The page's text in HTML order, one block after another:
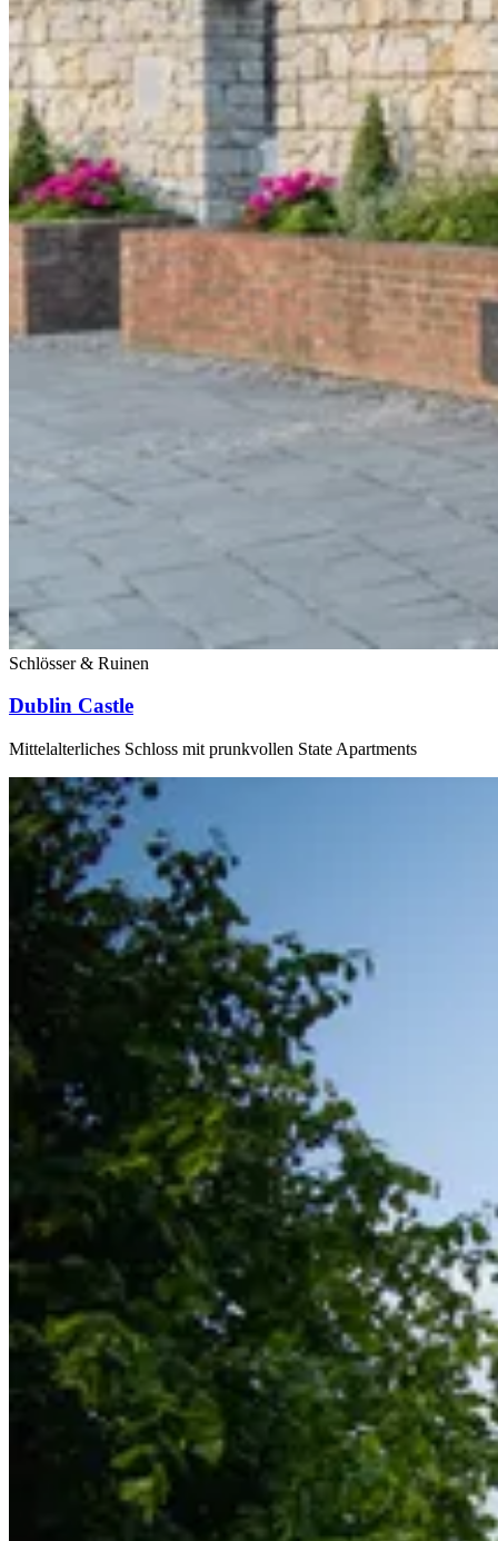
Schlösser & Ruinen
Dublin Castle
Mittelalterliches Schloss mit prunkvollen State Apartments